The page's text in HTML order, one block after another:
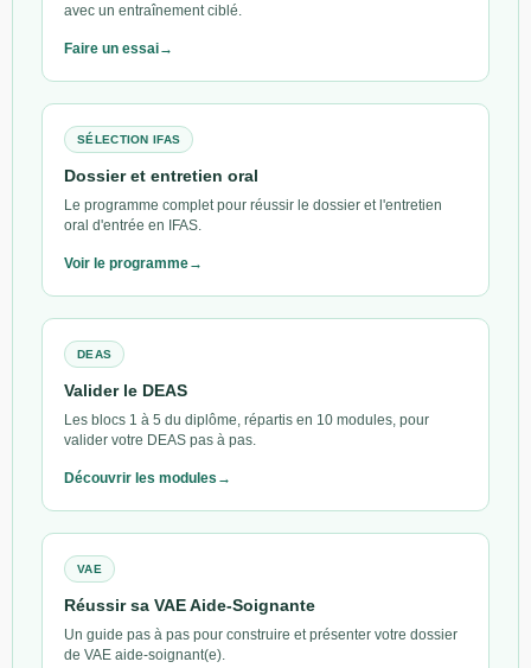
avec un entraînement ciblé.
Faire un essai
SÉLECTION IFAS
Dossier et entretien oral
Le programme complet pour réussir le dossier et l'entretien
oral d'entrée en IFAS.
Voir le programme
DEAS
Valider le DEAS
Les blocs 1 à 5 du diplôme, répartis en 10 modules, pour
valider votre DEAS pas à pas.
Découvrir les modules
VAE
Réussir sa VAE Aide-Soignante
Un guide pas à pas pour construire et présenter votre dossier
de VAE aide-soignant(e).